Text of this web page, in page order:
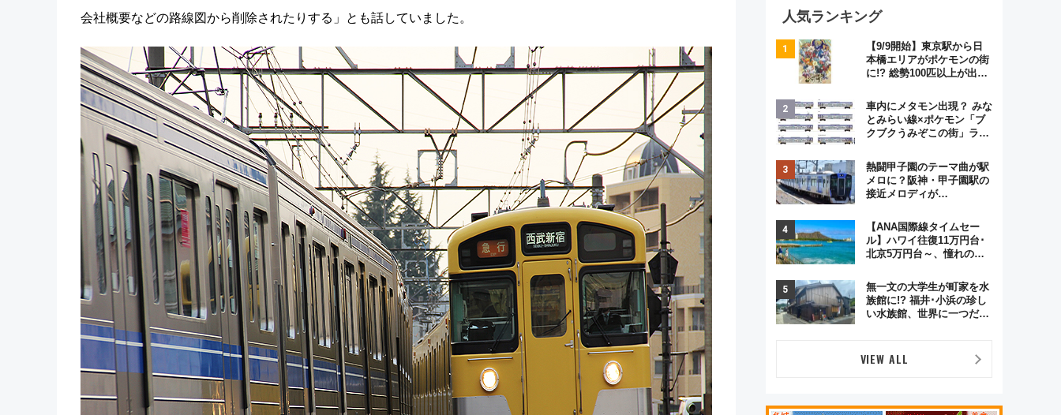
会社概要などの路線図から削除されたりする」とも話していました。
人気ランキング
【9/9開始】東京駅から日
本橋エリアがポケモンの街
に!? 総勢100匹以上が出現
格謎解き・グッズ情報まと
め
車内にメタモン出現？ みな
とみらい線×ポケモン「ブ
クブクうみぞこの街」ラッ
この夏は直通列車で横浜
へ！
熱闘甲子園のテーマ曲が駅
メロに？阪神・甲子園駅の
接近メロディが
実アレンジの特別仕様へ、
8月5日始発から
【ANA国際線タイムセー
ル】ハワイ往復11万円台･
北京5万円台～、憧れのビ
GW旅行まで狙える激アツ
路線まとめ（8/10まで）
無一文の大学生が町家を水
族館に!? 福井･小浜の珍し
い水族館、世界に一つだけ
第2弾
VIEW ALL